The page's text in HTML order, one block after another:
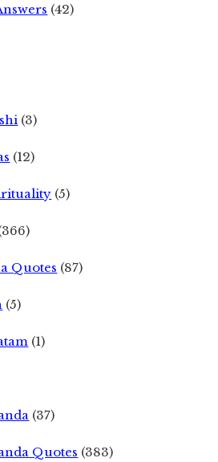
(42)
(3)
(12)
(5)
Quotes (87)
(5)
(1)
(37)
Quotes (383)